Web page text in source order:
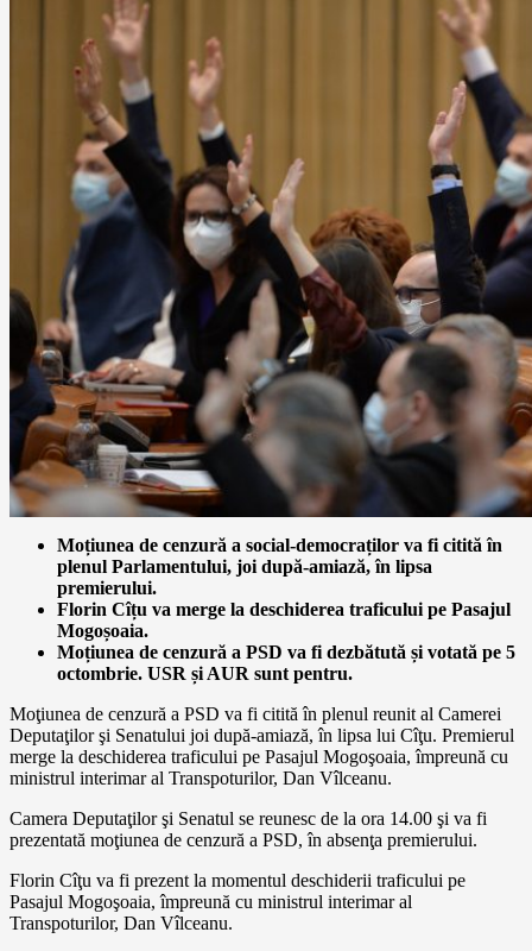
Moțiunea de cenzură a social-democraților va fi citită în
plenul Parlamentului, joi după-amiază, în lipsa
premierului.
Florin Cîțu va merge la deschiderea traficului pe Pasajul
Mogoșoaia.
Moțiunea de cenzură a PSD va fi dezbătută și votată pe 5
octombrie. USR și AUR sunt pentru.
Moţiunea de cenzură a PSD va fi citită în plenul reunit al Camerei
Deputaţilor şi Senatului joi după-amiază, în lipsa lui Cîţu. Premierul
merge la deschiderea traficului pe Pasajul Mogoşoaia, împreună cu
ministrul interimar al Transpoturilor, Dan Vîlceanu.
Camera Deputaţilor şi Senatul se reunesc de la ora 14.00 şi va fi
prezentată moţiunea de cenzură a PSD, în absenţa premierului.
Florin Cîţu va fi prezent la momentul deschiderii traficului pe
Pasajul Mogoşoaia, împreună cu ministrul interimar al
Transpoturilor, Dan Vîlceanu.